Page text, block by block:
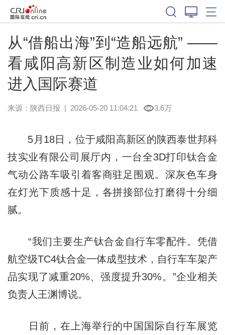
从“借船出海”到“造船远航” ——
看咸阳高新区制造业如何加速
进入国际赛道
来源： 陕西日报 | 2026-05-20 11:04:21 3.6万
5月18日，位于咸阳高新区的陕西泰世邦科
技实业有限公司展厅内，一台全3D打印钛合金
气动公路车吸引着客商驻足围观。深灰色车身
在灯光下质感十足，各拼接部位打磨得十分细
腻。
“我们主要生产钛合金自行车零配件。凭借
航空级TC4钛合金一体成型技术，自行车车架产
品实现了减重20%、强度提升30%。”企业相关
负责人王渊博说。
日前，在上海举行的中国国际自行车展览